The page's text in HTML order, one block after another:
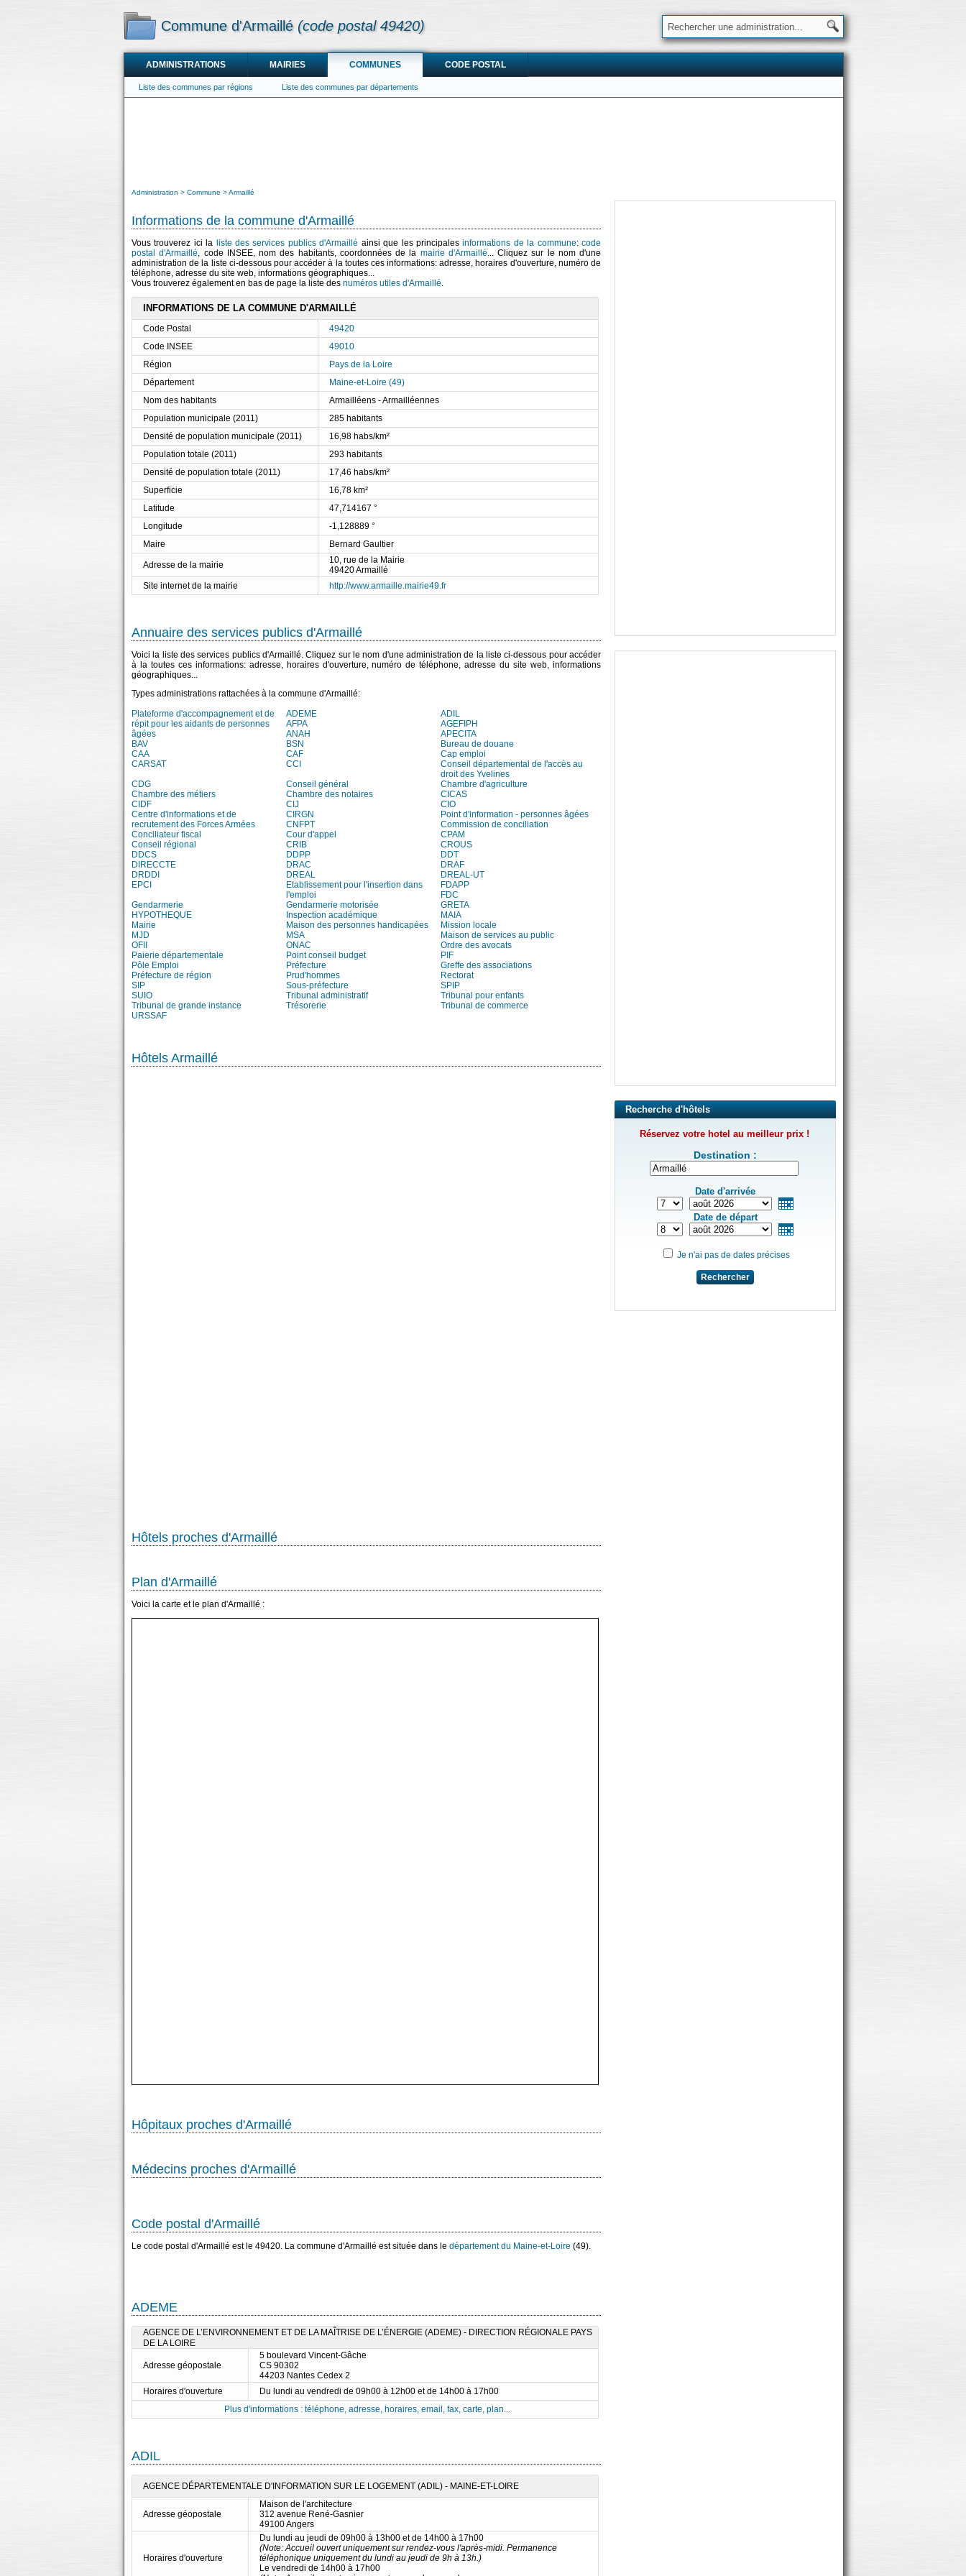
Commune d'Armaillé (code postal 49420)
ADMINISTRATIONS MAIRIES COMMUNES CODE POSTAL
Liste des communes par régions Liste des communes par départements
Administration Commune Armaillé
Informations de la commune d'Armaillé
Vous trouverez ici la liste des services publics d'Armaillé ainsi que les principalesinformations de la commune:code
postal d'Armaillé, code INSEE, nom des habitants, coordonnées de la mairie d'Armaillé... Cliquez sur le nom d'une
administration de la liste ci-dessous pour accéder à la toutes ces informations: adresse, horaires d'ouverture, numéro de
téléphone, adresse du site web, informations géographiques...
Vous trouverez également en bas de page la liste des numéros utiles d'Armaillé.
INFORMATIONS DE LA COMMUNE D'ARMAILLÉ
Code Postal
49420
Code INSEE
49010
Région
Pays de la Loire
Département
Maine-et-Loire (49)
Nom des habitants
Armailléens - Armailléennes
Population municipale (2011)
285 habitants
Densité de population municipale (2011)
16,98 habs/km²
Population totale (2011)
293 habitants
Densité de population totale (2011)
17,46 habs/km²
Superficie
16,78 km²
Latitude
47,714167 °
Longitude
-1,128889 °
Maire
Bernard Gaultier
Adresse de la mairie
10, rue de la Mairie
49420 Armaillé
Site internet de la mairie
http://www.armaille.mairie49.fr
Annuaire des services publics d'Armaillé
Voici la liste des services publics d'Armaillé. Cliquez sur le nom d'une administration de la liste ci-dessous pour accéder
à la toutes ces informations: adresse, horaires d'ouverture, numéro de téléphone, adresse du site web, informations
géographiques...
Types administrations rattachées à la commune d'Armaillé:
Plateforme d'accompagnement et de
répit pour les aidants de personnes
âgées
ADEME
ADIL
AFPA
AGEFIPH
ANAH
APECITA
BAV
BSN
Bureau de douane
CAA
CAF
Cap emploi
CARSAT
CCI
Conseil départemental de l'accès au
droit des Yvelines
CDG
Conseil général
Chambre d'agriculture
Chambre des métiers
Chambre des notaires
CICAS
CIDF
CIJ
CIO
Centre d'informations et de
recrutement des Forces Armées
CIRGN
Point d'information - personnes âgées
CNFPT
Commission de conciliation
Conciliateur fiscal
Cour d'appel
CPAM
Conseil régional
CRIB
CROUS
DDCS
DDPP
DDT
DIRECCTE
DRAC
DRAF
DRDDI
DREAL
DREAL-UT
EPCI
Etablissement pour l'insertion dans
l'emploi
FDAPP
FDC
Gendarmerie
Gendarmerie motorisée
GRETA
HYPOTHEQUE
Inspection académique
MAIA
Mairie
Maison des personnes handicapées
Mission locale
MJD
MSA
Maison de services au public
OFII
ONAC
Ordre des avocats
Paierie départementale
Point conseil budget
PIF
Pôle Emploi
Préfecture
Greffe des associations
Préfecture de région
Prud'hommes
Rectorat
SIP
Sous-préfecture
SPIP
SUIO
Tribunal administratif
Tribunal pour enfants
Tribunal de grande instance
Trésorerie
Tribunal de commerce
URSSAF
Hôtels Armaillé
Hôtels proches d'Armaillé
Plan d'Armaillé
Voici la carte et le plan d'Armaillé :
Hôpitaux proches d'Armaillé
Médecins proches d'Armaillé
Code postal d'Armaillé
Le code postal d'Armaillé est le 49420. La commune d'Armaillé est située dans le département du Maine-et-Loire (49).
ADEME
AGENCE DE L’ENVIRONNEMENT ET DE LA MAÎTRISE DE L’ÉNERGIE (ADEME) - DIRECTION RÉGIONALE PAYS
DE LA LOIRE
Adresse géopostale
5 boulevard Vincent-Gâche
CS 90302
44203 Nantes Cedex 2
Horaires d'ouverture
Du lundi au vendredi de 09h00 à 12h00 et de 14h00 à 17h00
Plus d'informations : téléphone, adresse, horaires, email, fax, carte, plan...
ADIL
AGENCE DÉPARTEMENTALE D'INFORMATION SUR LE LOGEMENT (ADIL) - MAINE-ET-LOIRE
Adresse géopostale
Maison de l'architecture
312 avenue René-Gasnier
49100 Angers
Horaires d'ouverture
Du lundi au jeudi de 09h00 à 13h00 et de 14h00 à 17h00
(Note: Accueil ouvert uniquement sur rendez-vous l'après-midi. Permanence
téléphonique uniquement du lundi au jeudi de 9h à 13h.)
Le vendredi de 14h00 à 17h00
Recherche d'hôtels
Réservez votre hotel au meilleur prix !
Destination :
Date d'arrivée
Date de départ
Je n'ai pas de dates précises
Rechercher